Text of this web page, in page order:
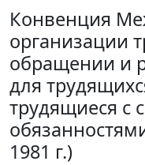
Конвенция
организации
обращении и
для
трудящиеся с
1981 г.)